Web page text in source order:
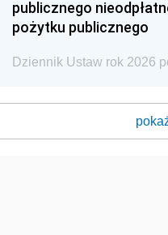
publicznego
pożytku publicznego
Dziennik Ustaw rok 2026